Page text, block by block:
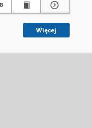
Więcej